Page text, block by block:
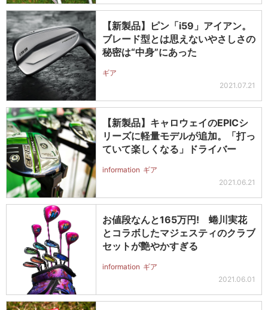
【新製品】ピン「i59」アイアン。
ブレード型とは思えないやさしさの
秘密は“中身”にあった
ギア
2021.07.21
【新製品】キャロウェイのEPICシ
リーズに軽量モデルが追加。「打っ
ていて楽しくなる」ドライバー
information ギア
2021.06.21
お値段なんと165万円! 蜷川実花
とコラボしたマジェスティのクラブ
セットが艶やかすぎる
information ギア
2021.06.01